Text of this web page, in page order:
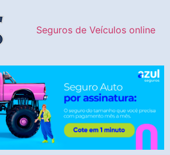
Seguros de Veículos online